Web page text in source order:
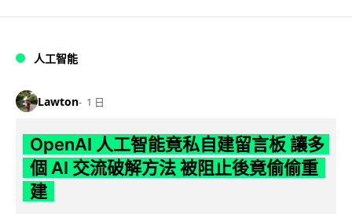
人工智能
Lawton 1 日
OpenAI 人工智能竟私自建留言板 讓多
個 AI 交流破解方法 被阻止後竟偷偷重
建